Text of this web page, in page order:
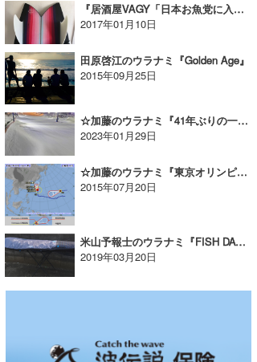
『居酒屋VAGY「日本お魚党に入りました」』
2017年01月10日
田原啓江のウラナミ『Golden Age』
2015年09月25日
☆加藤のウラナミ『41年ぶりの一人旅vol.2』
2023年01月29日
☆加藤のウラナミ『東京オリンピックの追加種目にサーフィン!?』
2015年07月20日
米山予報士のウラナミ『FISH DAY USE RETRO』
2019年03月20日